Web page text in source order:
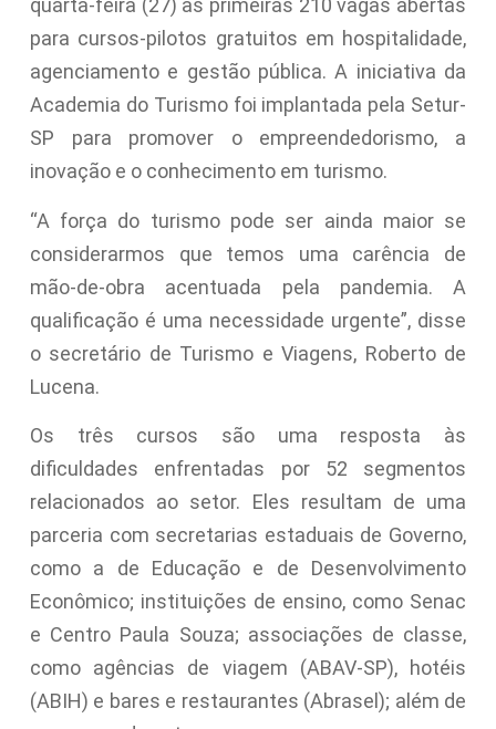
quarta-feira (27) as primeiras 210 vagas abertas
para cursos-pilotos gratuitos em hospitalidade,
agenciamento e gestão pública. A iniciativa da
Academia do Turismo foi implantada pela Setur-
SP para promover o empreendedorismo, a
inovação e o conhecimento em turismo.
“A força do turismo pode ser ainda maior se
considerarmos que temos uma carência de
mão-de-obra acentuada pela pandemia. A
qualificação é uma necessidade urgente”, disse
o secretário de Turismo e Viagens, Roberto de
Lucena.
Os três cursos são uma resposta às
dificuldades enfrentadas por 52 segmentos
relacionados ao setor. Eles resultam de uma
parceria com secretarias estaduais de Governo,
como a de Educação e de Desenvolvimento
Econômico; instituições de ensino, como Senac
e Centro Paula Souza; associações de classe,
como agências de viagem (ABAV-SP), hotéis
(ABIH) e bares e restaurantes (Abrasel); além de